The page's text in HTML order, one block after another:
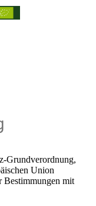
Grundverordnung,
Union
Bestimmungen mit